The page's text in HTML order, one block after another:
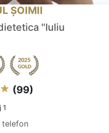
ȘOIMII
"Iuliu
(99)
1
telefon